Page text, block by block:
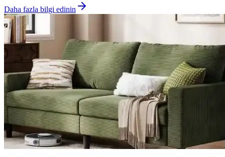
Daha fazla bilgi edinin